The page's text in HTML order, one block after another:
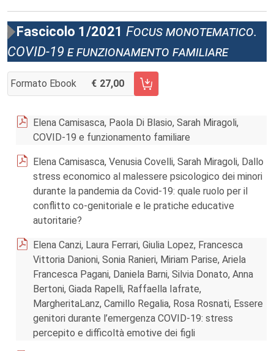
Fascicolo 1/2021 Focus monotematico.
COVID-19 e funzionamento familiare
Formato Ebook 27,00
AGGIUNGI AL CARRELLO FASCICOLO 1/2021
Elena Camisasca, Paola Di Blasio, Sarah Miragoli,
COVID-19 e funzionamento familiare
Elena Camisasca, Venusia Covelli, Sarah Miragoli, Dallo
stress economico al malessere psicologico dei minori
durante la pandemia da Covid-19: quale ruolo per il
conflitto co-genitoriale e le pratiche educative
autoritarie?
Elena Canzi, Laura Ferrari, Giulia Lopez, Francesca
Vittoria Danioni, Sonia Ranieri, Miriam Parise, Ariela
Francesca Pagani, Daniela Barni, Silvia Donato, Anna
Bertoni, Giada Rapelli, Raffaella Iafrate,
MargheritaLanz, Camillo Regalia, Rosa Rosnati, Essere
genitori durante l’emergenza COVID-19: stress
percepito e difficoltà emotive dei figli